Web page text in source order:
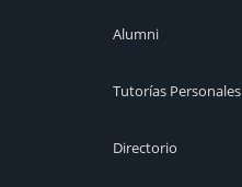
Alumni
Tutorías Personales
Directorio